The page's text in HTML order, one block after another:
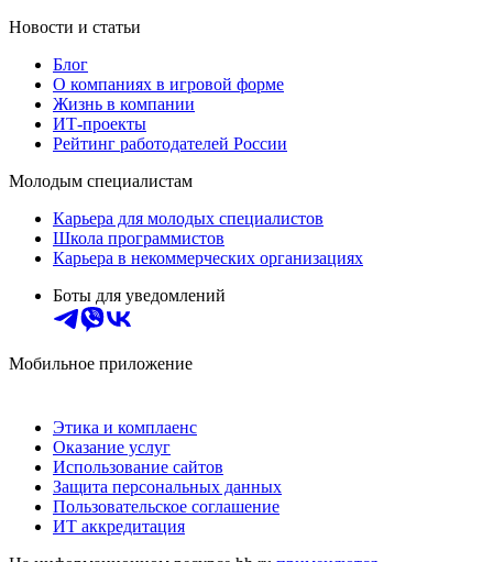
Новости и статьи
Блог
О компаниях в игровой форме
Жизнь в компании
ИТ-проекты
Рейтинг работодателей России
Молодым специалистам
Карьера для молодых специалистов
Школа программистов
Карьера в некоммерческих организациях
Боты для уведомлений
Мобильное приложение
Этика и комплаенс
Оказание услуг
Использование сайтов
Защита персональных данных
Пользовательское соглашение
ИТ аккредитация